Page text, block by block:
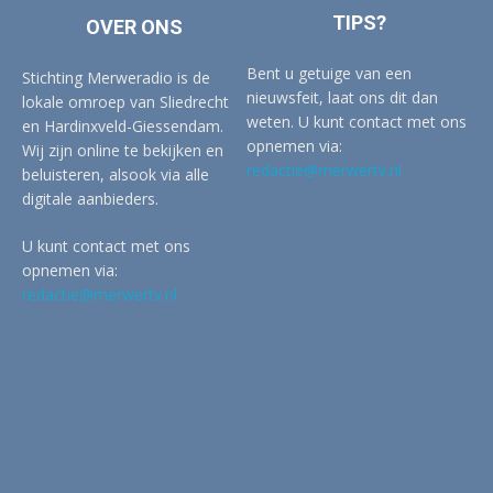
OVER ONS
Stichting Merweradio is de
lokale omroep van Sliedrecht
en Hardinxveld-Giessendam.
Wij zijn online te bekijken en
beluisteren, alsook via alle
digitale aanbieders.
U kunt contact met ons
opnemen via:
redactie@merwertv.nl
TIPS?
Bent u getuige van een
nieuwsfeit, laat ons dit dan
weten. U kunt contact met ons
opnemen via:
redactie@merwertv.nl